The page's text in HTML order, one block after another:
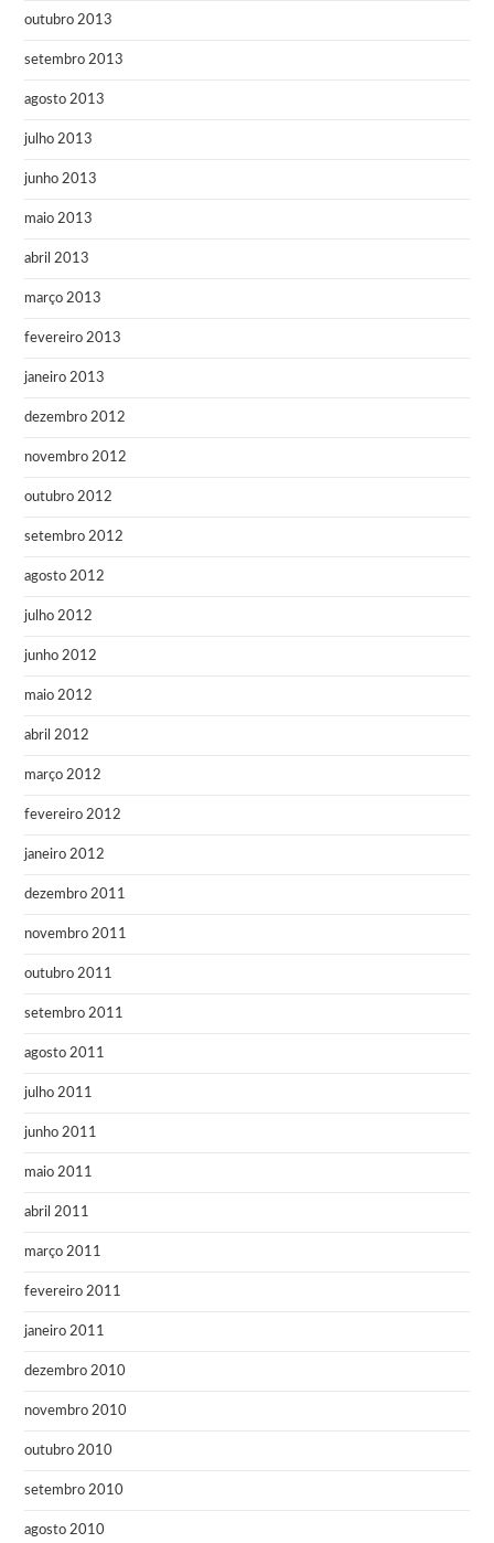
outubro 2013
setembro 2013
agosto 2013
julho 2013
junho 2013
maio 2013
abril 2013
março 2013
fevereiro 2013
janeiro 2013
dezembro 2012
novembro 2012
outubro 2012
setembro 2012
agosto 2012
julho 2012
junho 2012
maio 2012
abril 2012
março 2012
fevereiro 2012
janeiro 2012
dezembro 2011
novembro 2011
outubro 2011
setembro 2011
agosto 2011
julho 2011
junho 2011
maio 2011
abril 2011
março 2011
fevereiro 2011
janeiro 2011
dezembro 2010
novembro 2010
outubro 2010
setembro 2010
agosto 2010